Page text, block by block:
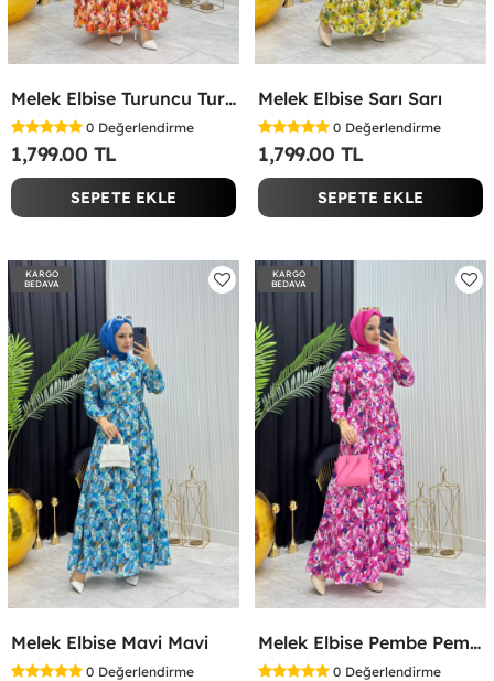
Melek Elbise Turuncu Turuncu
0 Değerlendirme
1,799.00 TL
SEPETE EKLE
Melek Elbise Sarı Sarı
0 Değerlendirme
1,799.00 TL
SEPETE EKLE
KARGO
BEDAVA
Melek Elbise Mavi Mavi
0 Değerlendirme
KARGO
BEDAVA
Melek Elbise Pembe Pembe
0 Değerlendirme